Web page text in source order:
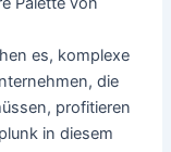
es, komplexe
die
profitieren
in diesem